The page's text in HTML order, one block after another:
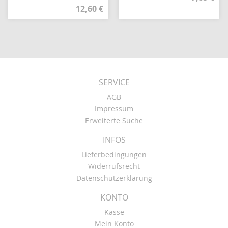
12,60 €
SERVICE
AGB
Impressum
Erweiterte Suche
INFOS
Lieferbedingungen
Widerrufsrecht
Datenschutzerklärung
KONTO
Kasse
Mein Konto